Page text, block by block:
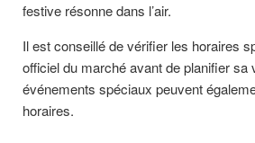
festive résonne dans l’air.
Il est conseillé de vérifier les horaires
officiel du marché avant de planifier sa
événements spéciaux peuvent
horaires.